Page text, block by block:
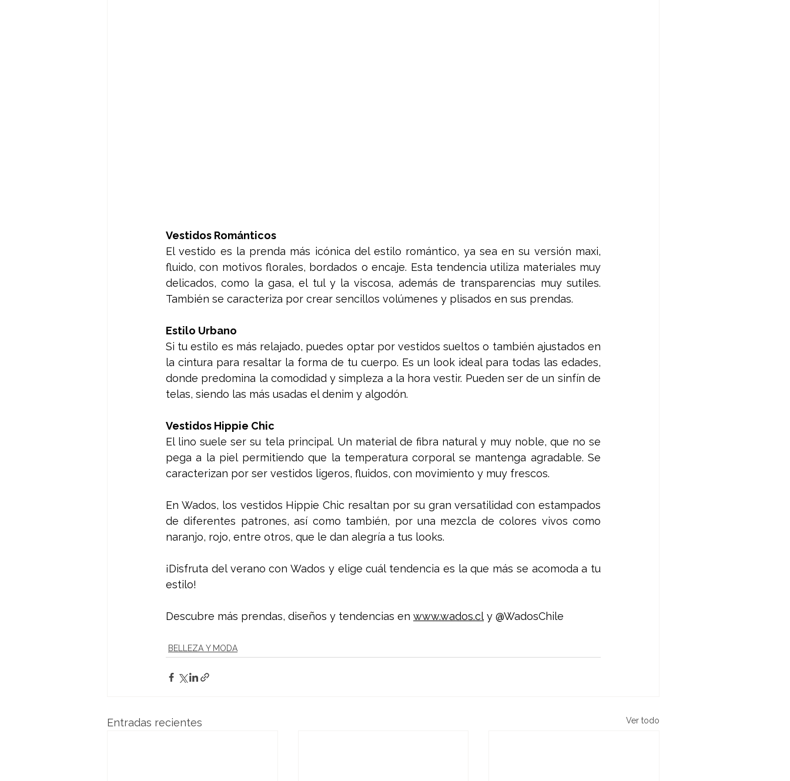
Vestidos Románticos
El vestido es la prenda más icónica del estilo romántico, ya sea en su versión maxi,
fluido, con motivos florales, bordados o encaje. Esta tendencia utiliza materiales muy
delicados, como la gasa, el tul y la viscosa, además de transparencias muy sutiles.
También se caracteriza por crear sencillos volúmenes y plisados en sus prendas.
Estilo Urbano
Si tu estilo es más relajado, puedes optar por vestidos sueltos o también ajustados en
la cintura para resaltar la forma de tu cuerpo. Es un look ideal para todas las edades,
donde predomina la comodidad y simpleza a la hora vestir. Pueden ser de un sinfín de
telas, siendo las más usadas el denim y algodón.
Vestidos Hippie Chic
El lino suele ser su tela principal. Un material de fibra natural y muy noble, que no se
pega a la piel permitiendo que la temperatura corporal se mantenga agradable. Se
caracterizan por ser vestidos ligeros, fluidos, con movimiento y muy frescos.
En Wados, los vestidos Hippie Chic resaltan por su gran versatilidad con estampados
de diferentes patrones, así como también, por una mezcla de colores vivos como
naranjo, rojo, entre otros, que le dan alegría a tus looks.
¡Disfruta del verano con Wados y elige cuál tendencia es la que más se acomoda a tu
estilo!
Descubre más prendas, diseños y tendencias en www.wados.cl y @WadosChile
BELLEZA Y MODA
Entradas recientes Ver todo